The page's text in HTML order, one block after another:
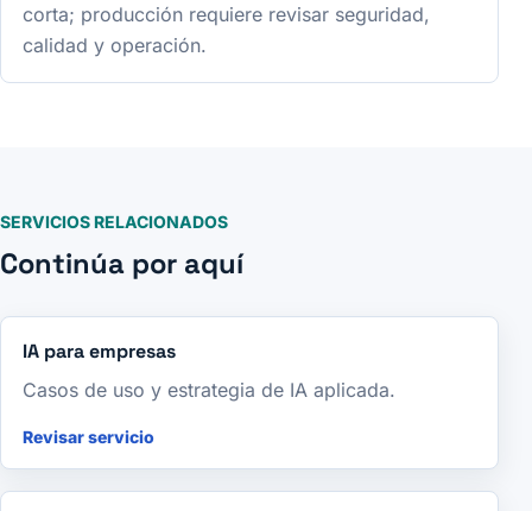
corta; producción requiere revisar seguridad,
calidad y operación.
SERVICIOS RELACIONADOS
Continúa por aquí
IA para empresas
Casos de uso y estrategia de IA aplicada.
Revisar servicio